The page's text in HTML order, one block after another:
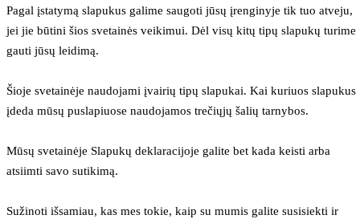
Pagal įstatymą slapukus galime saugoti jūsų įrenginyje tik tuo atveju,
jei jie būtini šios svetainės veikimui. Dėl visų kitų tipų slapukų turime
gauti jūsų leidimą.
Šioje svetainėje naudojami įvairių tipų slapukai. Kai kuriuos slapukus
įdeda mūsų puslapiuose naudojamos trečiųjų šalių tarnybos.
Mūsų svetainėje Slapukų deklaracijoje galite bet kada keisti arba
atsiimti savo sutikimą.
Sužinoti išsamiau, kas mes tokie, kaip su mumis galite susisiekti ir